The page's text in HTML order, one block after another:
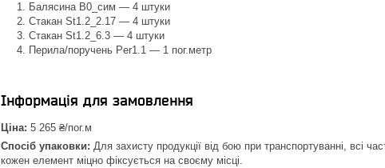
Балясина В0_сим ― 4 штуки
Стакан St1.2_2.17 ― 4 штуки
Стакан St1.2_6.3 ― 4 штуки
Перила/поручень Per1.1 ― 1 пог.метр
Інформація для замовлення
Ціна: 5 265 ₴/пог.м
Спосіб упаковки: Для захисту продукції від бою при транспортуванні, всі
кожен елемент міцно фіксується на своєму місці.